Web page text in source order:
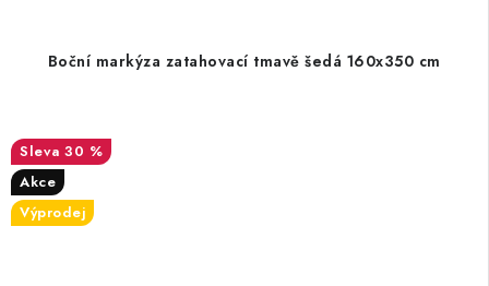
Boční markýza zatahovací tmavě šedá 160x350 cm
30 %
Akce
Výprodej